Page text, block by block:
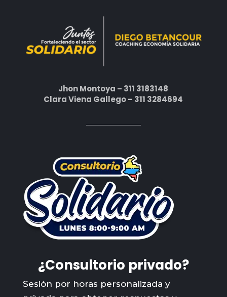
Jhon Montoya – 311 3183148
Clara Viena Gallego – 311 3284694
¿Consultorio privado?
Sesión por horas personalizada y